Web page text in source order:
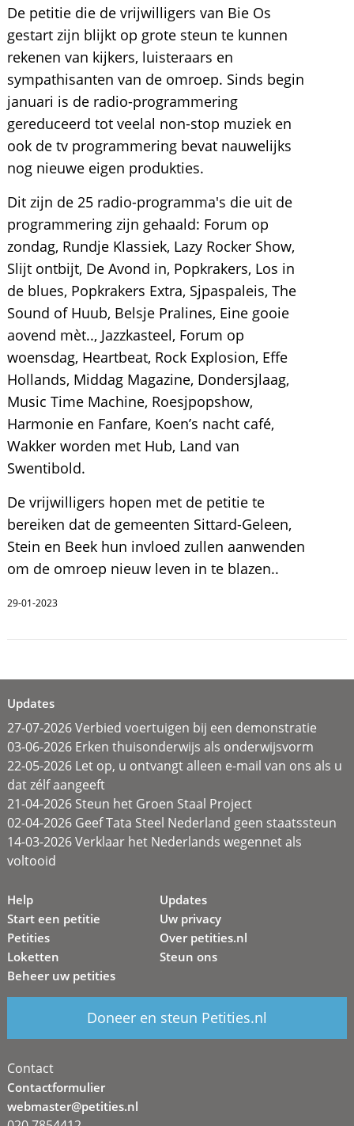
De petitie die de vrijwilligers van Bie Os
gestart zijn blijkt op grote steun te kunnen
rekenen van kijkers, luisteraars en
sympathisanten van de omroep. Sinds begin
januari is de radio-programmering
gereduceerd tot veelal non-stop muziek en
ook de tv programmering bevat nauwelijks
nog nieuwe eigen produkties.
Dit zijn de 25 radio-programma's die uit de
programmering zijn gehaald: Forum op
zondag, Rundje Klassiek, Lazy Rocker Show,
Slijt ontbijt, De Avond in, Popkrakers, Los in
de blues, Popkrakers Extra, Sjpaspaleis, The
Sound of Huub, Belsje Pralines, Eine gooie
aovend mèt.., Jazzkasteel, Forum op
woensdag, Heartbeat, Rock Explosion, Effe
Hollands, Middag Magazine, Dondersjlaag,
Music Time Machine, Roesjpopshow,
Harmonie en Fanfare, Koen’s nacht café,
Wakker worden met Hub, Land van
Swentibold.
De vrijwilligers hopen met de petitie te
bereiken dat de gemeenten Sittard-Geleen,
Stein en Beek hun invloed zullen aanwenden
om de omroep nieuw leven in te blazen..
29-01-2023
Updates
27-07-2026 Verbied voertuigen bij een demonstratie
03-06-2026 Erken thuisonderwijs als onderwijsvorm
22-05-2026 Let op, u ontvangt alleen e-mail van ons als u
dat zélf aangeeft
21-04-2026 Steun het Groen Staal Project
02-04-2026 Geef Tata Steel Nederland geen staatssteun
14-03-2026 Verklaar het Nederlands wegennet als
voltooid
Help
Start een petitie
Petities
Loketten
Beheer uw petities
Updates
Uw privacy
Over petities.nl
Steun ons
Doneer en steun Petities.nl
Contact
Contactformulier
webmaster@petities.nl